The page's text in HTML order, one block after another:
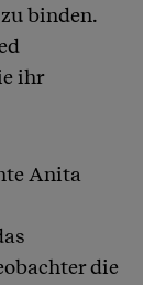
binden.
ihr
Anita
die